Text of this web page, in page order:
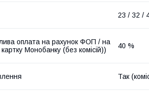
23 / 32 /
оплата на рахунок ФОП / на
Монобанку (без комісій))
40 %
Так